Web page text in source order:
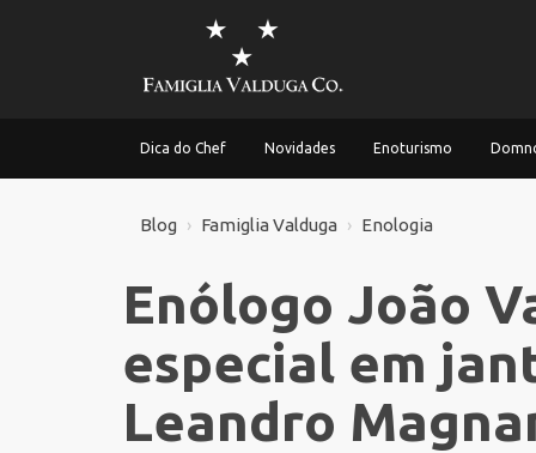
Dica do Chef Novidades Enoturismo
Blog Famiglia Valduga Enologia
Enólogo João
especial em
Leandro